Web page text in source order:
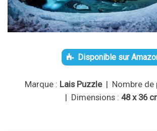
Disponible sur
Marque : Lais Puzzle| Nombre de
| Dimensions : 48 x 36